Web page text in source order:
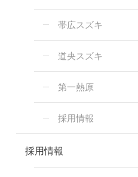
帯広スズキ
道央スズキ
第一熱原
採用情報
採用情報